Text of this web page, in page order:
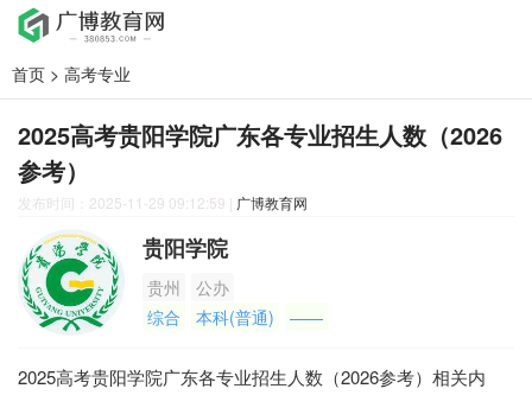
首页 > 高考专业
2025高考贵阳学院广东各专业招生人数（2026
参考）
发布时间：2025-11-29 09:12:59 | 广博教育网
贵阳学院
贵州
公办
综合
本科(普通) ——
2025高考贵阳学院广东各专业招生人数（2026参考）相关内